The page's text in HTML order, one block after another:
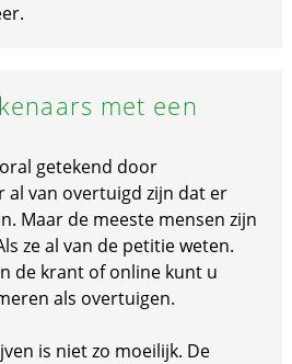
met een
getekend door
al van overtuigd zijn dat er
Maar de meeste mensen zijn
ze al van de petitie weten.
de krant of online kunt u
als overtuigen.
is niet zo moeilijk. De